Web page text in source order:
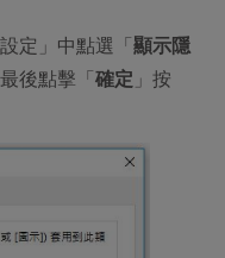
定」中點選「顯示隱
後點擊「確定 」按